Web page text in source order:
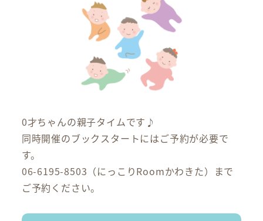
0才ちゃんの親子タイムです♪
同時開催のブックスタートにはご予約が必要で
す。
06-6195-8503（にっこりRoomかわきた）まで
ご予約ください。